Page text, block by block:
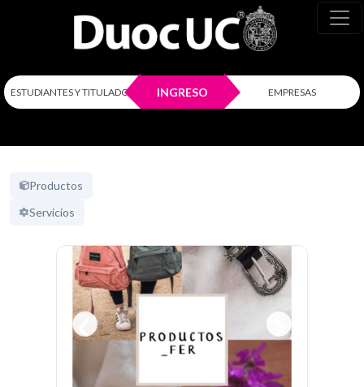
ESTUDIANTES Y TITULADOS INGRESO EMPRESAS
Productos
Servicios